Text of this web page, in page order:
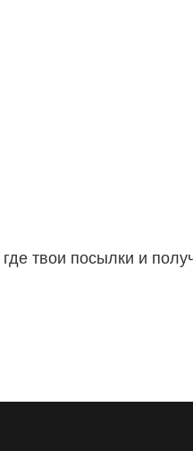
твои посылки и